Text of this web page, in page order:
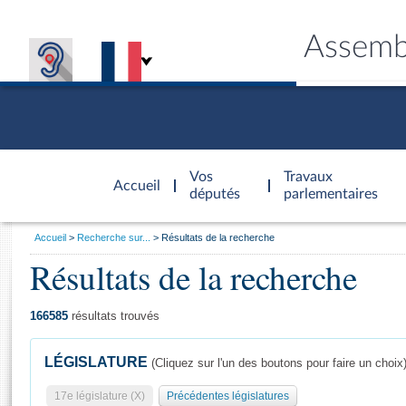
Accueil
d'accueil
Vos
députés
Travaux
parlementaires
Général
Vous
Accueil Recherche sur... Résultats de la recherche
Résultats de la recherche
166585 résultats trouvés
LÉGISLATURE (Cliquez sur l'un des boutons pour faire un choix)
17e législature (X) Précédentes législatures